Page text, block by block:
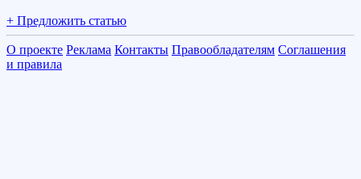
+ Предложить статью
О проекте Реклама Контакты Правообладателям Соглашения
и правила